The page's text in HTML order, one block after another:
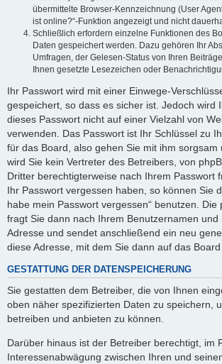
übermittelte Browser-Kennzeichnung (User
ist online?“-Funktion angezeigt und nicht
Schließlich erfordern einzelne Funktionen des
Daten gespeichert werden. Dazu gehören Ihr
Umfragen, der Gelesen-Status von Ihren
Ihnen gesetzte Lesezeichen oder
Ihr Passwort wird mit einer Einwege-
gespeichert, so dass es sicher ist. Jedoch wird
dieses Passwort nicht auf einer Vielzahl von
verwenden. Das Passwort ist Ihr Schlüssel zu
für das Board, also gehen Sie mit ihm sorgsam
wird Sie kein Vertreter des Betreibers, von
Dritter berechtigterweise nach Ihrem Passwort
Ihr Passwort vergessen haben, so können Sie
habe mein Passwort vergessen“ benutzen. Die
fragt Sie dann nach Ihrem Benutzernamen und
Adresse und sendet anschließend ein neu
diese Adresse, mit dem Sie dann auf das
GESTATTUNG DER DATENSPEICHERUNG
Sie gestatten dem Betreiber, die von Ihnen
oben näher spezifizierten Daten zu speichern,
betreiben und anbieten zu können.
Darüber hinaus ist der Betreiber berechtigt, im
Interessenabwägung zwischen Ihren und